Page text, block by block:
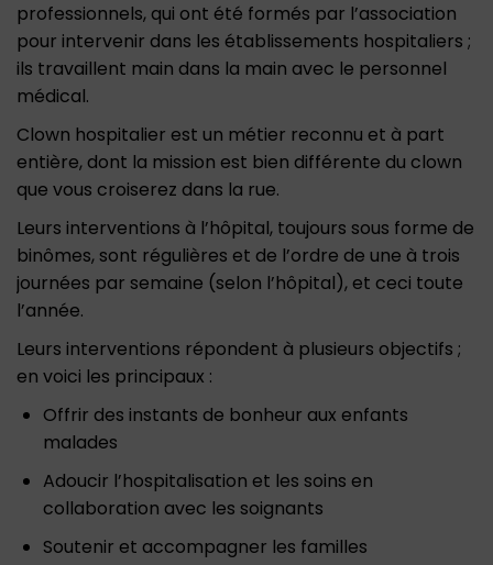
professionnels, qui ont été formés par l’association
pour intervenir dans les établissements hospitaliers ;
ils travaillent main dans la main avec le personnel
médical.
Clown hospitalier est un métier reconnu et à part
entière, dont la mission est bien différente du clown
que vous croiserez dans la rue.
Leurs interventions à l’hôpital, toujours sous forme de
binômes, sont régulières et de l’ordre de une à trois
journées par semaine (selon l’hôpital), et ceci toute
l’année.
Leurs interventions répondent à plusieurs objectifs ;
en voici les principaux :
Offrir des instants de bonheur aux enfants
malades
Adoucir l’hospitalisation et les soins en
collaboration avec les soignants
Soutenir et accompagner les familles